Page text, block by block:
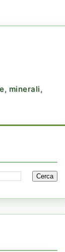
minerali,